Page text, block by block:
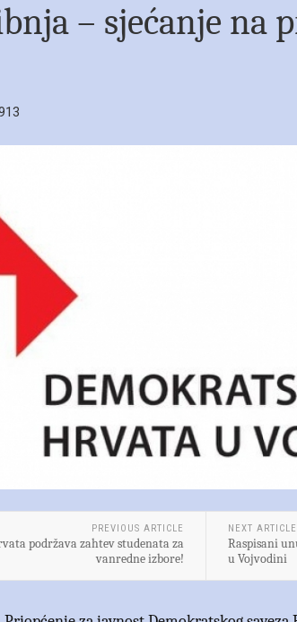
– sjećanje na
PREVIOUS ARTICLE
podržava zahtev studenata za
vanredne izbore!
NEXT ARTICLE
Raspisani
u Vojvodini